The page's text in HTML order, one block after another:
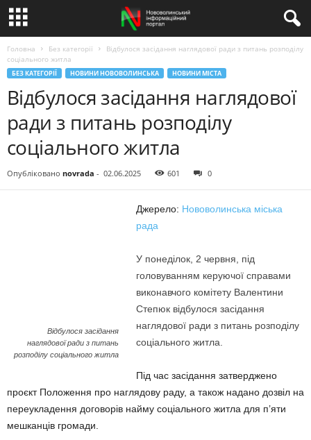
Головна Без категорії
Відбулося засідання наглядової ради з питань розподілу
соціального житла
БЕЗ КАТЕГОРІЇ НОВИНИ НОВОВОЛИНСЬКА НОВИНИ МІСТА
Відбулося засідання наглядової
ради з питань розподілу
соціального житла
Опубліковано novrada - 02.06.2025 601 0
Відбулося засідання
наглядової ради з питань
розподілу соціального житла
Джерело: Нововолинська міська
рада
У понеділок, 2 червня, під
головуванням керуючої справами
виконавчого комітету Валентини
Степюк відбулося засідання
наглядової ради з питань розподілу
соціального житла.
Під час засідання затверджено
проєкт Положення про наглядову раду, а також надано дозвіл на
переукладення договорів найму соціального житла для п’яти
мешканців громади.